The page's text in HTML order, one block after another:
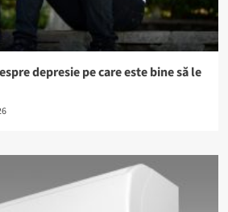
depresie pe care este bine să le